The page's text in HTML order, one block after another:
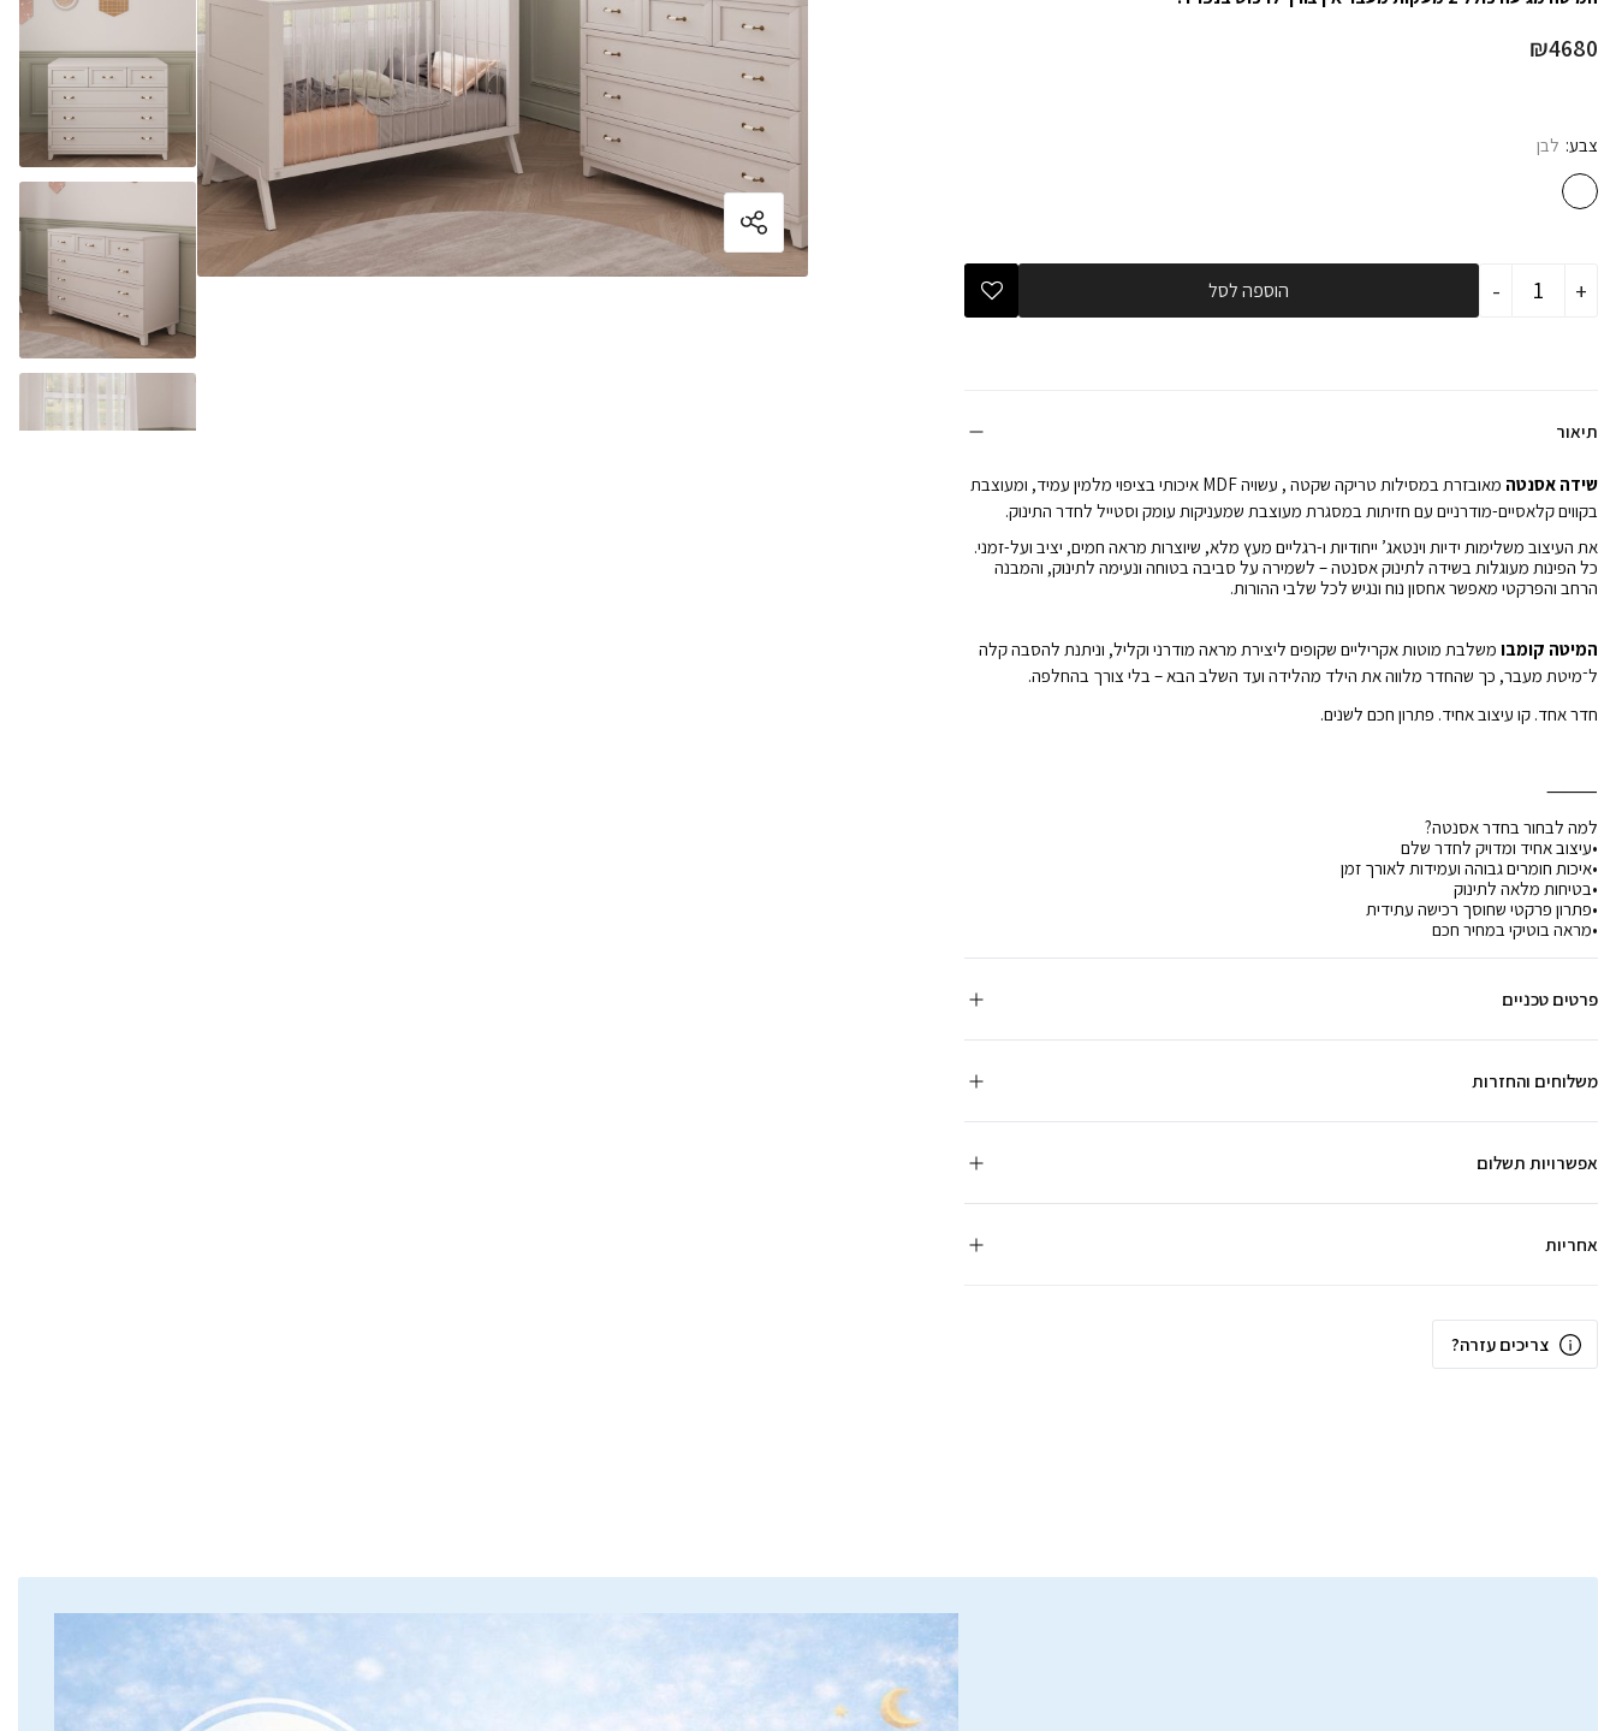
₪4680
צבע לבן
-
כמות
חדר
אחיד,
פתרון
מושלם
לשנים
הראשונות
+ הוספה לסל
תיאור
שידה אסנטה
מאובזרת במסילות טריקה שקטה , עשויה MDF איכותי בציפוי מלמין עמיד, ומעוצבת
בקווים קלאסיים-מודרניים עם חזיתות במסגרת מעוצבת שמעניקות עומק וסטייל לחדר התינוק.
את העיצוב משלימות ידיות וינטאג’ ייחודיות ו-רגליים מעץ מלא, שיוצרות מראה חמים, יציב ועל-זמני.
כל הפינות מעוגלות בשידה לתינוק אסנטה – לשמירה על סביבה בטוחה ונעימה לתינוק, והמבנה
הרחב והפרקטי מאפשר אחסון נוח ונגיש לכל שלבי ההורות.
המיטה קומבו משלבת מוטות אקריליים שקופים ליצירת מראה מודרני וקליל, וניתנת להסבה קלה
ל־מיטת מעבר, כך שהחדר מלווה את הילד מהלידה ועד השלב הבא – בלי צורך בהחלפה.
חדר אחד. קו עיצוב אחיד. פתרון חכם לשנים.
⸻
למה לבחור בחדר אסנטה?
•עיצוב אחיד ומדויק לחדר שלם
•איכות חומרים גבוהה ועמידות לאורך זמן
•בטיחות מלאה לתינוק
•פתרון פרקטי שחוסך רכישה עתידית
•מראה בוטיקי במחיר חכם
פרטים טכניים
משלוחים והחזרות
אפשרויות תשלום
אחריות
צריכים עזרה?